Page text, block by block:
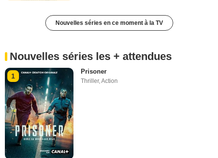
Nouvelles séries en ce moment à la TV
Nouvelles séries les + attendues
1
Prisoner
Thriller,Action